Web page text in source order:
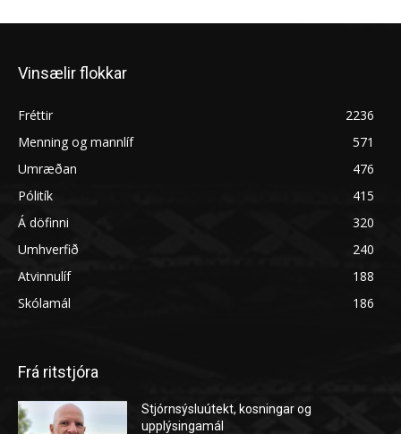
Vinsælir flokkar
Fréttir
2236
Menning og mannlíf
571
Umræðan
476
Pólitík
415
Á döfinni
320
Umhverfið
240
Atvinnulíf
188
Skólamál
186
Frá ritstjóra
Stjórnsýsluútekt, kosningar og
upplýsingamál